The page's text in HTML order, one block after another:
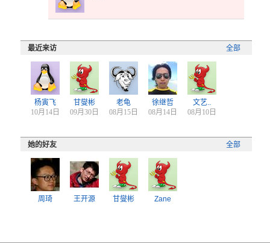
全部
最近来访
杨寅飞
10月14日
甘燮彬
09月30日
老龟
08月15日
徐继哲
08月14日
文艺..
08月10日
全部
她的好友
周琦 王开源 甘燮彬 Zane